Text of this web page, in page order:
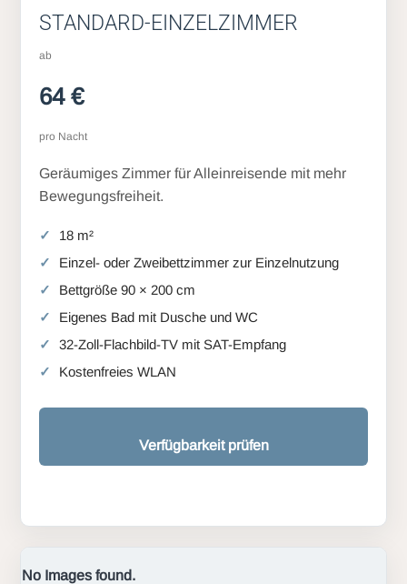
STANDARD-EINZELZIMMER
ab
64 €
pro Nacht
Geräumiges Zimmer für Alleinreisende mit mehr
Bewegungsfreiheit.
18 m²
Einzel- oder Zweibettzimmer zur Einzelnutzung
Bettgröße 90 × 200 cm
Eigenes Bad mit Dusche und WC
32-Zoll-Flachbild-TV mit SAT-Empfang
Kostenfreies WLAN
Verfügbarkeit prüfen
No Images found.